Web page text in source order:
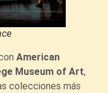
American
Museum of Art,
colecciones más